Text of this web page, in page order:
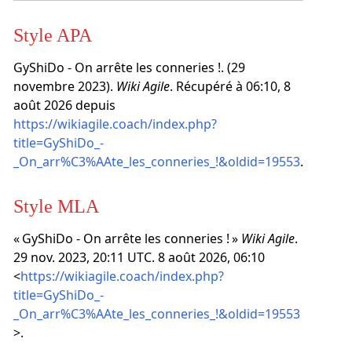
Style APA
GyShiDo - On arrête les conneries !. (29
novembre 2023). Wiki Agile. Récupéré à 06:10, 8
août 2026 depuis
https://wikiagile.coach/index.php?
title=GyShiDo_-
_On_arr%C3%AAte_les_conneries_!&oldid=19553.
Style MLA
« GyShiDo - On arrête les conneries ! » Wiki Agile.
29 nov. 2023, 20:11 UTC. 8 août 2026, 06:10
<https://wikiagile.coach/index.php?
title=GyShiDo_-
_On_arr%C3%AAte_les_conneries_!&oldid=19553
>.